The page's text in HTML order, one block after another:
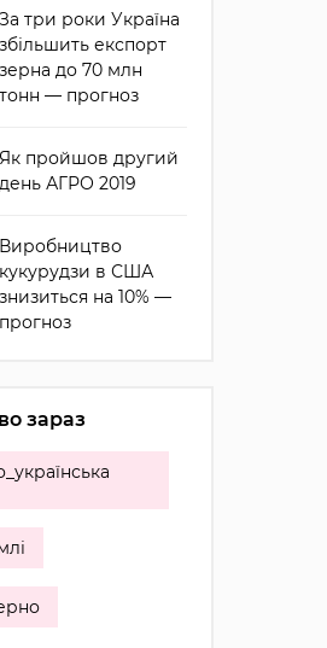
За три роки Україна
збільшить експорт
зерна до 70 млн
тонн — прогноз
Як пройшов другий
день АГРО 2019
Виробництво
кукурудзи в США
знизиться на 10% —
прогноз
зараз